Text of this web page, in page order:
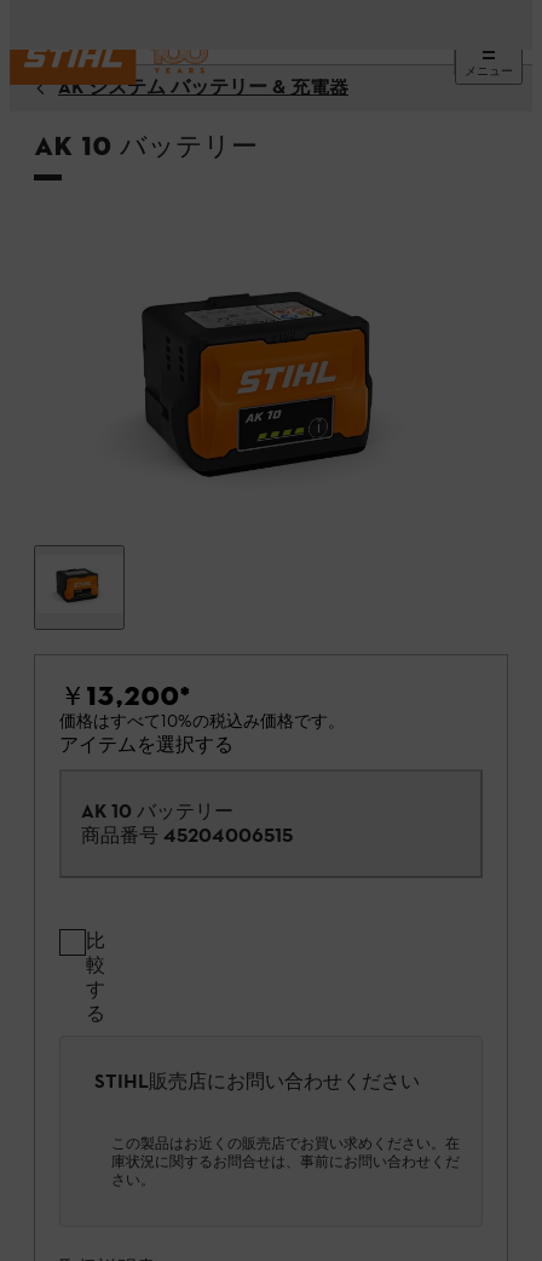
メニュー
AK システム バッテリー & 充電器
AK 10 バッテリー
￥13,200*
価格はすべて10%の税込み価格です。
アイテムを選択する
AK 10 バッテリー
商品番号 45204006515
比
較
す
る
STIHL販売店にお問い合わせください
この製品はお近くの販売店でお買い求めください。在
庫状況に関するお問合せは、事前にお問い合わせくだ
さい。